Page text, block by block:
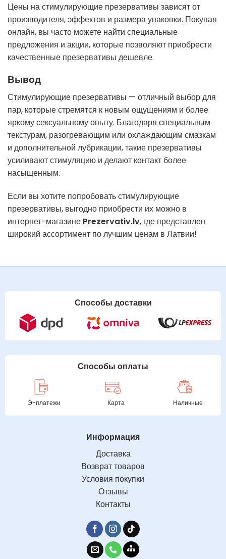
Цены на стимулирующие презервативы зависят от
производителя, эффектов и размера упаковки. Покупая
онлайн, вы часто можете найти специальные
предложения и акции, которые позволяют приобрести
качественные презервативы дешевле.
Вывод
Стимулирующие презервативы — отличный выбор для
пар, которые стремятся к новым ощущениям и более
яркому сексуальному опыту. Благодаря специальным
текстурам, разогревающим или охлаждающим смазкам
и дополнительной лубрикации, такие презервативы
усиливают стимуляцию и делают контакт более
насыщенным.
Если вы хотите попробовать стимулирующие
презервативы, выгодно приобрести их можно в
интернет-магазине Prezervativ.lv, где представлен
широкий ассортимент по лучшим ценам в Латвии!
Способы доставки
Способы оплаты
Э-платежи Карта Наличные
Информация
Доставка
Возврат товаров
Условия покупки
Отзывы
Контакты